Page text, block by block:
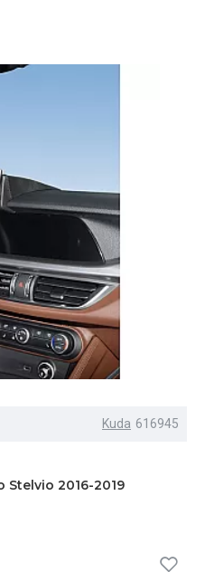
Kuda 616945
Stelvio 2016-2019